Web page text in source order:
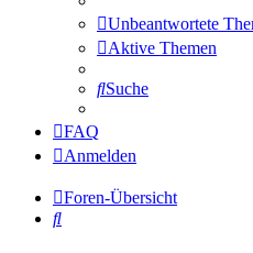
Unbeantwortete
Aktive Themen
Suche
FAQ
Anmelden
Foren-Übersicht
Suche